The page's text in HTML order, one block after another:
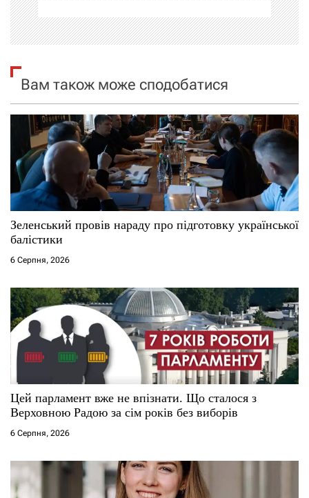
ц
і
я
з
п
и
с
і
в
Вам також може сподобатися
Зеленський провів нараду про підготовку української
балістики
6 Серпня, 2026
Цей парламент вже не впізнати. Що сталося з
Верховною Радою за сім років без виборів
6 Серпня, 2026